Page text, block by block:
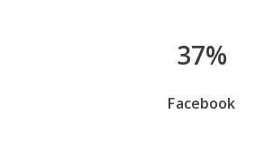
37%
Facebook